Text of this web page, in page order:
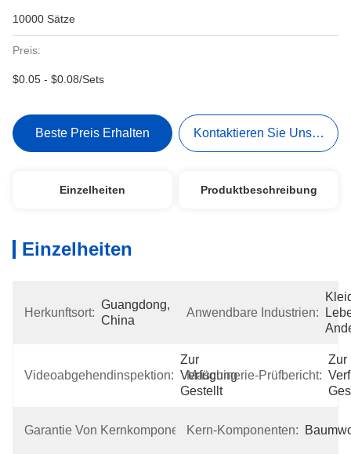
10000 Sätze
Preis:
$0.05 - $0.08/Sets
Beste Preis Erhalten Kontaktieren Sie Uns Jetzt
Einzelheiten Produktbeschreibung
Einzelheiten
Herkunftsort:
Guangdong,
China
Anwendbare Industrien:
Videoabgehendinspektion:
Zur
Verfügung
Gestellt
Maschinerie-Prüfbericht:
Zur
Garantie Von Kernkomponenten:
2
Jahre
Kern-Komponenten: